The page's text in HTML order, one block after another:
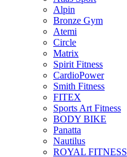
Alpin
Bronze Gym
Atemi
Circle
Matrix
Spirit Fitness
CardioPower
Smith Fitness
FITEX
Sports Art Fitness
BODY BIKE
Panatta
Nautilus
ROYAL FITNESS